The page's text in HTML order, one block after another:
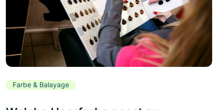
Farbe & Balayage